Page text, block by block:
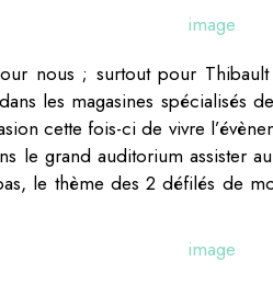
nous ; surtout pour
les magasines spécialisés
cette fois-ci de vivre
le grand auditorium assister
le thème des 2 défilés de